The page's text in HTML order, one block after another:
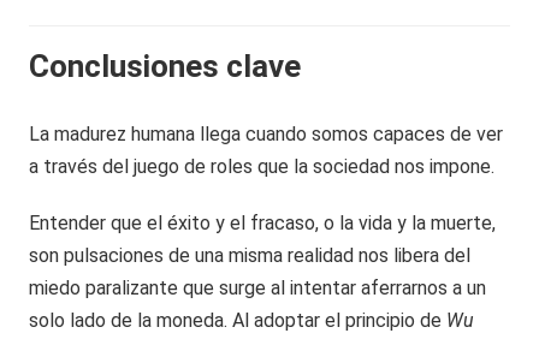
Conclusiones clave
La madurez humana llega cuando somos capaces de ver
a través del juego de roles que la sociedad nos impone.
Entender que el éxito y el fracaso, o la vida y la muerte,
son pulsaciones de una misma realidad nos libera del
miedo paralizante que surge al intentar aferrarnos a un
solo lado de la moneda. Al adoptar el principio de Wu